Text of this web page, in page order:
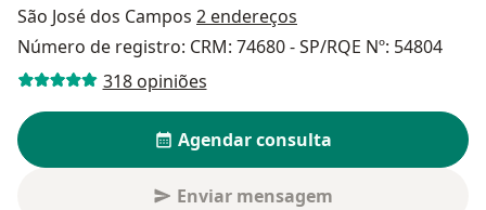
São José dos Campos 2 endereços
Número de registro: CRM: 74680 - SP/RQE Nº: 54804
318 opiniões
Agendar consulta
Enviar mensagem